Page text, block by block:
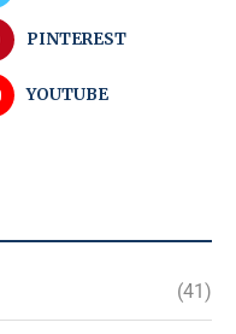
PINTEREST
YOUTUBE
(41)